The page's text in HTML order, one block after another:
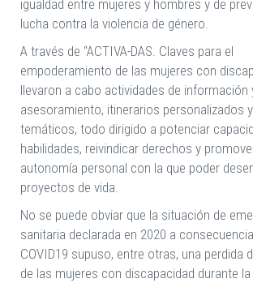
igualdad entre mujeres y hombres y de
lucha contra la violencia de género.
A través de “ACTIVA-DAS. Claves para el
empoderamiento de las mujeres con
llevaron a cabo actividades de información
asesoramiento, itinerarios personalizados
temáticos, todo dirigido a potenciar
habilidades, reivindicar derechos y
autonomía personal con la que poder
proyectos de vida.
No se puede obviar que la situación de
sanitaria declarada en 2020 a
COVID19 supuso, entre otras, una perdida
de las mujeres con discapacidad durante la